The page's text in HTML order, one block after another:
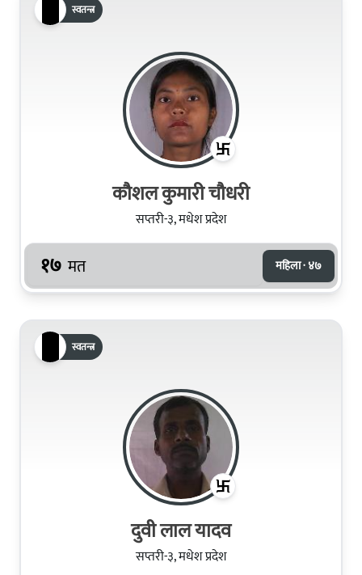
स्वतन्त्र
कौशल कुमारी चौधरी
सप्तरी-३, मधेश प्रदेश
१७ मत महिला · ४७
स्वतन्त्र
दुवी लाल यादव
सप्तरी-३, मधेश प्रदेश